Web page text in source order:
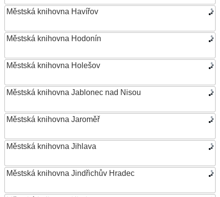
Městská knihovna Havířov
Městská knihovna Hodonín
Městská knihovna Holešov
Městská knihovna Jablonec nad Nisou
Městská knihovna Jaroměř
Městská knihovna Jihlava
Městská knihovna Jindřichův Hradec